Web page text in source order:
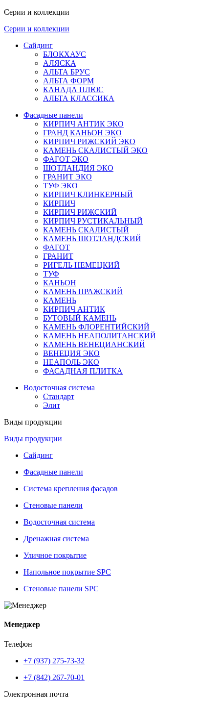
Серии и коллекции
Серии и коллекции
Сайдинг
БЛОКХАУС
АЛЯСКА
АЛЬТА БРУС
АЛЬТА ФОРМ
КАНАДА ПЛЮС
АЛЬТА КЛАССИКА
Фасадные панели
КИРПИЧ АНТИК ЭКО
ГРАНД КАНЬОН ЭКО
КИРПИЧ РИЖСКИЙ ЭКО
КАМЕНЬ СКАЛИСТЫЙ ЭКО
ФАГОТ ЭКО
ШОТЛАНДИЯ ЭКО
ГРАНИТ ЭКО
ТУФ ЭКО
КИРПИЧ КЛИНКЕРНЫЙ
КИРПИЧ
КИРПИЧ РИЖСКИЙ
КИРПИЧ РУСТИКАЛЬНЫЙ
КАМЕНЬ СКАЛИСТЫЙ
КАМЕНЬ ШОТЛАНДСКИЙ
ФАГОТ
ГРАНИТ
РИГЕЛЬ НЕМЕЦКИЙ
ТУФ
КАНЬОН
КАМЕНЬ ПРАЖСКИЙ
КАМЕНЬ
КИРПИЧ АНТИК
БУТОВЫЙ КАМЕНЬ
КАМЕНЬ ФЛОРЕНТИЙСКИЙ
КАМЕНЬ НЕАПОЛИТАНСКИЙ
КАМЕНЬ ВЕНЕЦИАНСКИЙ
ВЕНЕЦИЯ ЭКО
НЕАПОЛЬ ЭКО
ФАСАДНАЯ ПЛИТКА
Водосточная система
Стандарт
Элит
Виды продукции
Виды продукции
Сайдинг
Фасадные панели
Система крепления фасадов
Стеновые панели
Водосточная система
Дренажная система
Уличное покрытие
Напольное покрытие SPC
Стеновые панели SPC
Менеджер
Телефон
+7 (937) 275-73-32
+7 (842) 267-70-01
Электронная почта